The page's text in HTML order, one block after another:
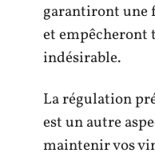
garantiront une
et
indésirable.
La régulation
est un autre
maintenir vos